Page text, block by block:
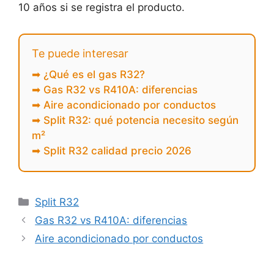
10 años si se registra el producto.
Te puede interesar
➡ ¿Qué es el gas R32?
➡ Gas R32 vs R410A: diferencias
➡ Aire acondicionado por conductos
➡ Split R32: qué potencia necesito según
m²
➡ Split R32 calidad precio 2026
Split R32
Gas R32 vs R410A: diferencias
Aire acondicionado por conductos